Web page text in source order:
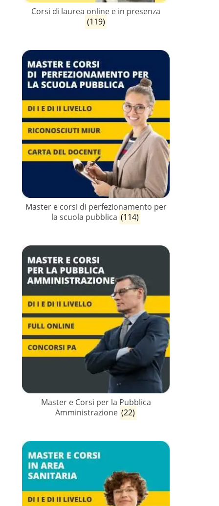
Corsi di laurea online e in presenza
(119)
Master e corsi di perfezionamento per
la scuola pubblica (114)
Master e Corsi per la Pubblica
Amministrazione (22)